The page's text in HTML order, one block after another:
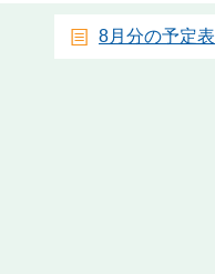
8月分の予定